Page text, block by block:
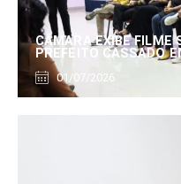
CÂMARA EXIBE FILME
PREFEITO CASSADO
01/07/2026